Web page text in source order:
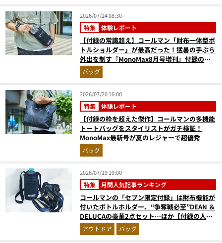
2026/07/24 08:30
特集 体験レポート
【付録の常識超え】コールマン「財布一体型ボ
トルショルダー」が最高だった！猛暑の手ぶら
外出を制す『MonoMax8月号増刊』付録の実
力をスタイリストが徹底レポ
バッグ
2026/07/20 16:00
特集 体験レポート
【付録の枠を超えた傑作】コールマンの多機能
トートバッグをスタイリストがガチ検証！
MonoMax最新号が夏のレジャーで超優秀
バッグ
2026/07/19 19:00
特集 月間人気記事ランキング
コールマンの「セブン限定付録」は財布機能が
付いたボトルホルダー、“争奪戦必至”DEAN ＆
DELUCAの豪華2点セット…ほか【付録の人気
記事ランキングベスト3】（2026年6月版）
アウトドア バッグ